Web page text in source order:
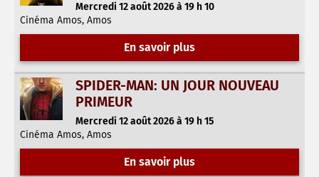
Mercredi 12 août 2026 à 19 h 10
Cinéma Amos, Amos
En savoir plus
SPIDER-MAN: UN JOUR NOUVEAU
PRIMEUR
Mercredi 12 août 2026 à 19 h 15
Cinéma Amos, Amos
En savoir plus